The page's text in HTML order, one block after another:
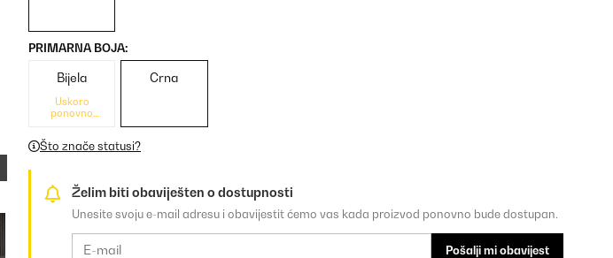
PRIMARNA BOJA:
Bijela
Uskoro
ponovno
Crna
Što znače statusi?
Želim biti obaviješten o dostupnosti
Unesite svoju e-mail adresu i obavijestit ćemo vas kada proizvod ponovno bude dostupan.
Pošalji mi obavijest